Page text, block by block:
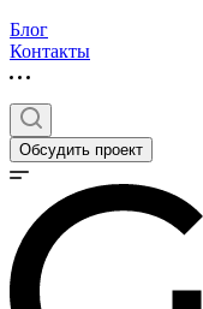
Блог
Контакты
Обсудить проект